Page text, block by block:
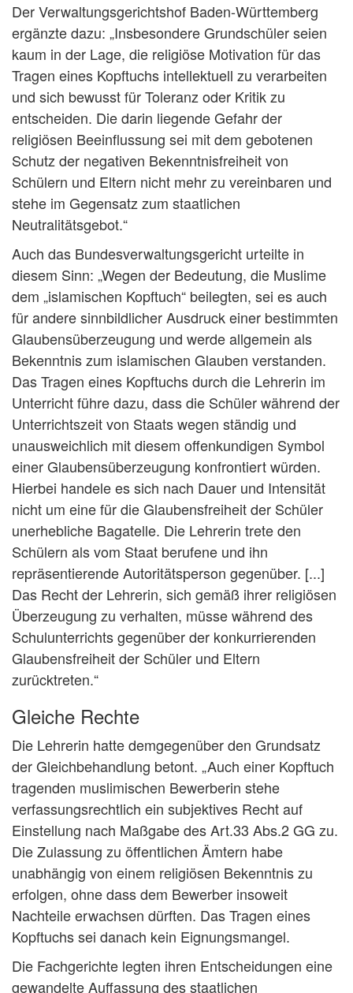
Der Verwaltungsgerichtshof Baden-Württemberg
ergänzte dazu: „Insbesondere Grundschüler seien
kaum in der Lage, die religiöse Motivation für das
Tragen eines Kopftuchs intellektuell zu verarbeiten
und sich bewusst für Toleranz oder Kritik zu
entscheiden. Die darin liegende Gefahr der
religiösen Beeinflussung sei mit dem gebotenen
Schutz der negativen Bekenntnisfreiheit von
Schülern und Eltern nicht mehr zu vereinbaren und
stehe im Gegensatz zum staatlichen
Neutralitätsgebot.“
Auch das Bundesverwaltungsgericht urteilte in
diesem Sinn: „Wegen der Bedeutung, die Muslime
dem „islamischen Kopftuch“ beilegten, sei es auch
für andere sinnbildlicher Ausdruck einer bestimmten
Glaubensüberzeugung und werde allgemein als
Bekenntnis zum islamischen Glauben verstanden.
Das Tragen eines Kopftuchs durch die Lehrerin im
Unterricht führe dazu, dass die Schüler während der
Unterrichtszeit von Staats wegen ständig und
unausweichlich mit diesem offenkundigen Symbol
einer Glaubensüberzeugung konfrontiert würden.
Hierbei handele es sich nach Dauer und Intensität
nicht um eine für die Glaubensfreiheit der Schüler
unerhebliche Bagatelle. Die Lehrerin trete den
Schülern als vom Staat berufene und ihn
repräsentierende Autoritätsperson gegenüber. [...]
Das Recht der Lehrerin, sich gemäß ihrer religiösen
Überzeugung zu verhalten, müsse während des
Schulunterrichts gegenüber der konkurrierenden
Glaubensfreiheit der Schüler und Eltern
zurücktreten.“
Gleiche Rechte
Die Lehrerin hatte demgegenüber den Grundsatz
der Gleichbehandlung betont. „Auch einer Kopftuch
tragenden muslimischen Bewerberin stehe
verfassungsrechtlich ein subjektives Recht auf
Einstellung nach Maßgabe des Art.33 Abs.2 GG zu.
Die Zulassung zu öffentlichen Ämtern habe
unabhängig von einem religiösen Bekenntnis zu
erfolgen, ohne dass dem Bewerber insoweit
Nachteile erwachsen dürften. Das Tragen eines
Kopftuchs sei danach kein Eignungsmangel.
Die Fachgerichte legten ihren Entscheidungen eine
gewandelte Auffassung des staatlichen